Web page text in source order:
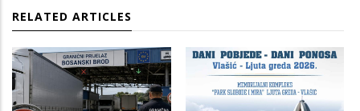
RELATED ARTICLES